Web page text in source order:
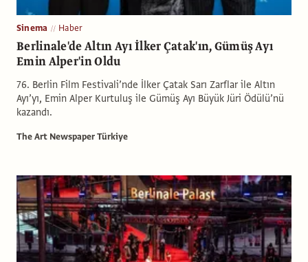
Sinema Haber
Berlinale'de Altın Ayı İlker Çatak'ın, Gümüş Ayı
Emin Alper'in Oldu
76. Berlin Film Festivali’nde İlker Çatak Sarı Zarflar ile Altın
Ayı’yı, Emin Alper Kurtuluş ile Gümüş Ayı Büyük Jüri Ödülü’nü
kazandı.
The Art Newspaper Türkiye